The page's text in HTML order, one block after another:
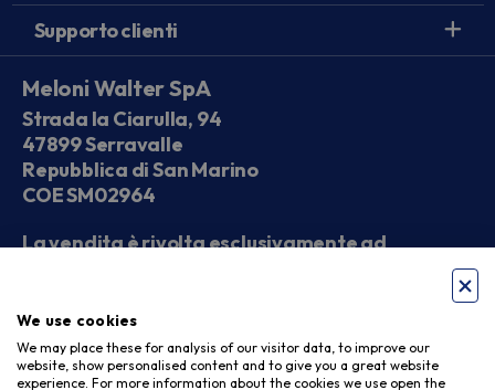
Supporto clienti
Meloni Walter SpA
Strada la Ciarulla, 94
47899 Serravalle
Repubblica di San Marino
COE SM02964
La vendita è rivolta esclusivamente ad
Seguici sui social
We use cookies
We may place these for analysis of our visitor data, to improve our
website, show personalised content and to give you a great website
experience. For more information about the cookies we use open the